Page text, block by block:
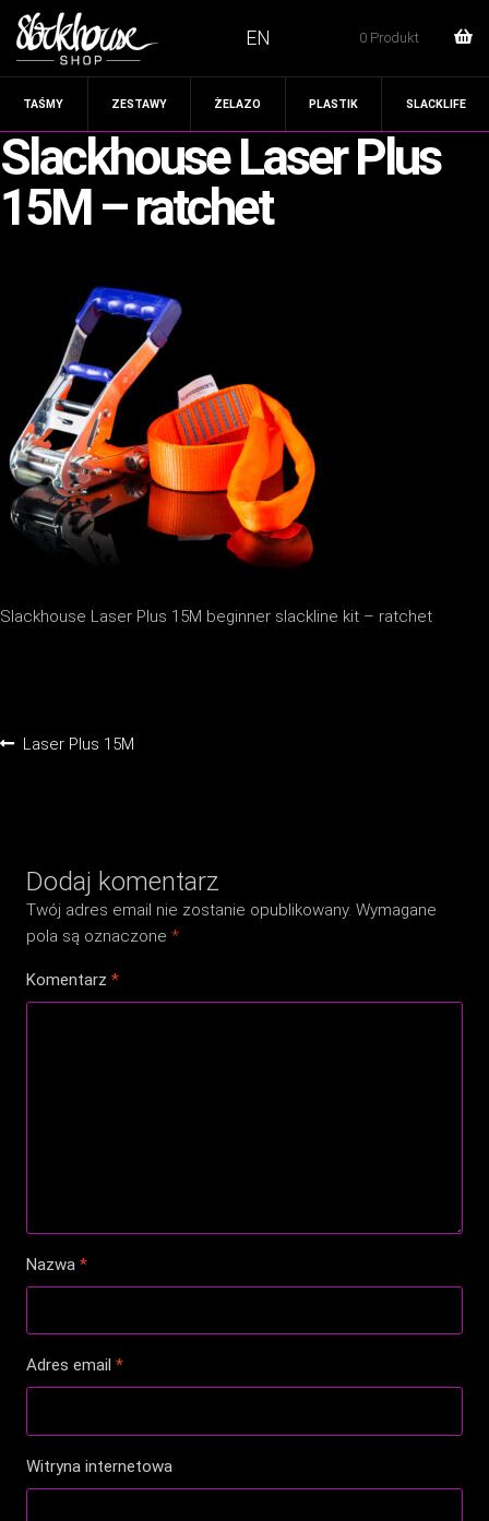
0 Produkt
EN
TAŚMY ZESTAWY ŻELAZO PLASTIK SLACKLIFE
Slackhouse Laser Plus
15M – ratchet
Slackhouse Laser Plus 15M beginner slackline kit – ratchet
Nawigacja
Poprzedni
Laser Plus 15M
Dodaj komentarz
Twój adres email nie zostanie opublikowany. Wymagane
pola są oznaczone*
Komentarz*
Nazwa*
Adres email*
Witryna internetowa